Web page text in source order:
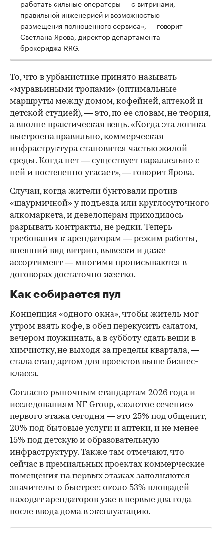
00:00
работать сильные операторы — с витринами,
правильной инженерией и возможностью
размещения полноценного сервиса», — говорит
Светлана Ярова, директор департамента
брокериджа RRG.
То, что в урбанистике принято называть
«муравьиными тропами» (оптимальные
маршруты между домом, кофейней, аптекой и
детской студией), — это, по ее словам, не теория,
а вполне практическая вещь. «Когда эта логика
выстроена правильно, коммерческая
инфраструктура становится частью жилой
среды. Когда нет — существует параллельно с
ней и постепенно угасает», — говорит Ярова.
Случаи, когда жители бунтовали против
«шаурмичной» у подъезда или круглосуточного
алкомаркета, и девелоперам приходилось
разрывать контракты, не редки. Теперь
требования к арендаторам — режим работы,
внешний вид витрин, вывески и даже
ассортимент — многими прописываются в
договорах достаточно жестко.
Как собирается пул
Концепция «одного окна», чтобы житель мог
утром взять кофе, в обед перекусить салатом,
вечером поужинать, а в субботу сдать вещи в
химчистку, не выходя за пределы квартала, —
стала стандартом для проектов выше бизнес-
класса.
Согласно рыночным стандартам 2026 года и
исследованиям NF Group, «золотое сечение»
первого этажа сегодня — это 25% под общепит,
20% под бытовые услуги и аптеки, и не менее
15% под детскую и образовательную
инфраструктуру. Также там отмечают, что
сейчас в премиальных проектах коммерческие
помещения на первых этажах заполняются
значительно быстрее: около 53% площадей
находят арендаторов уже в первые два года
после ввода дома в эксплуатацию.